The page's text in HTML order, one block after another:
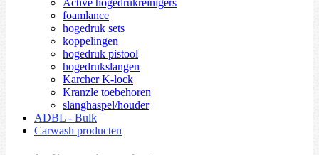
Active hogedrukreinigers
foamlance
hogedruk sets
koppelingen
hogedruk pistool
hogedrukslangen
Karcher K-lock
Kranzle toebehoren
slanghaspel/houder
ADBL - Bulk
Carwash producten